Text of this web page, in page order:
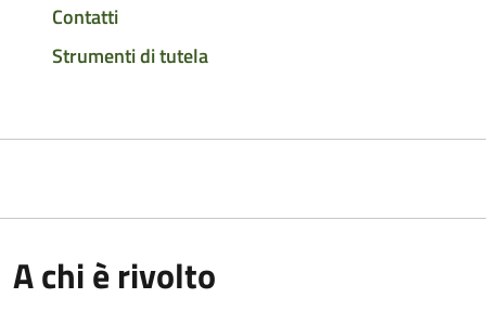
Contatti
Strumenti di tutela
A chi è rivolto